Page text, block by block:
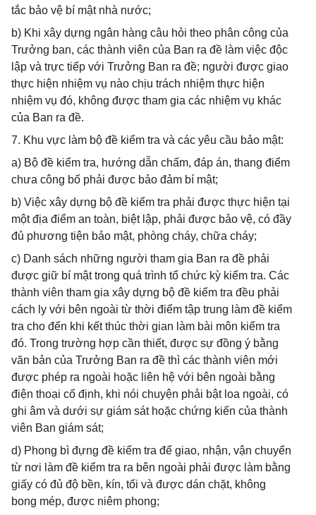
tắc bảo vệ bí mật nhà nước;
b) Khi xây dựng ngân hàng câu hỏi theo phân công của
Trưởng ban, các thành viên của Ban ra đề làm việc độc
lập và trực tiếp với Trưởng Ban ra đề; người được giao
thực hiện nhiệm vụ nào chịu trách nhiệm thực hiện
nhiệm vụ đó, không được tham gia các nhiệm vụ khác
của Ban ra đề.
7. Khu vực làm bộ đề kiểm tra và các yêu cầu bảo mật:
a) Bộ đề kiểm tra, hướng dẫn chấm, đáp án, thang điểm
chưa công bố phải được bảo đảm bí mật;
b) Việc xây dựng bộ đề kiểm tra phải được thực hiện tại
một địa điểm an toàn, biệt lập, phải được bảo vệ, có đầy
đủ phương tiện bảo mật, phòng cháy, chữa cháy;
c) Danh sách những người tham gia Ban ra đề phải
được giữ bí mật trong quá trình tổ chức kỳ kiểm tra. Các
thành viên tham gia xây dựng bộ đề kiểm tra đều phải
cách ly với bên ngoài từ thời điểm tập trung làm đề kiểm
tra cho đến khi kết thúc thời gian làm bài môn kiểm tra
đó. Trong trường hợp cần thiết, được sự đồng ý bằng
văn bản của Trưởng Ban ra đề thì các thành viên mới
được phép ra ngoài hoặc liên hệ với bên ngoài bằng
điện thoại cố định, khi nói chuyện phải bật loa ngoài, có
ghi âm và dưới sự giám sát hoặc chứng kiến của thành
viên Ban giám sát;
d) Phong bì đựng đề kiểm tra để giao, nhận, vận chuyển
từ nơi làm đề kiểm tra ra bên ngoài phải được làm bằng
giấy có đủ độ bền, kín, tối và được dán chặt, không
bong mép, được niêm phong;